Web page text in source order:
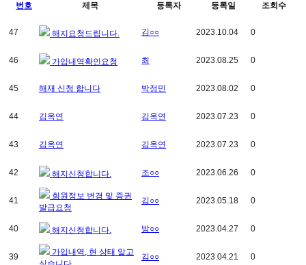
번호 제목 등록자 등록일 조회수
47 해지요청드립니다. 김○○ 2023.10.04 0
46 가입내역확인요청 최 2023.08.25 0
45 해재 신청 합니다 박정민 2023.08.02 0
44 김옥연 김옥연 2023.07.23 0
43 김옥연 김옥연 2023.07.23 0
42 해지신청합니다. 조○○ 2023.06.26 0
41
회원정보 변경 및 증권
발급요청
김○○ 2023.05.18 0
40 해지신청합니다. 방○○ 2023.04.27 0
39
가입내역, 현 상태 알고
김○○ 2023.04.21 0